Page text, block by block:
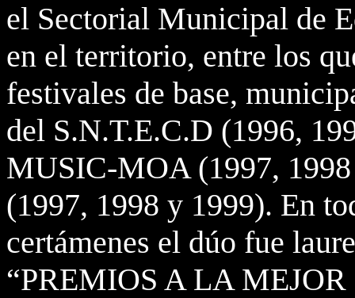
el Sectorial Municipal de
en el territorio, entre los
festivales de base,
del S.N.T.E.C.D (1996,
MUSIC-MOA (1997,
(1997, 1998 y 1999). En
certámenes el dúo fue
“PREMIOS A LA